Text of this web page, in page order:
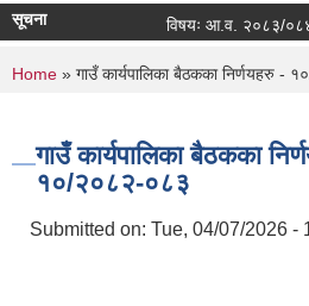
सूचना विषयः आ.व. २०८३/०८४ को
You are here
Home » गाउँ कार्यपालिका बैठकका निर्णयहरु -
गाउँ कार्यपालिका बैठकका
१०/२०८२-०८३
Submitted on: Tue, 04/07/2026 -